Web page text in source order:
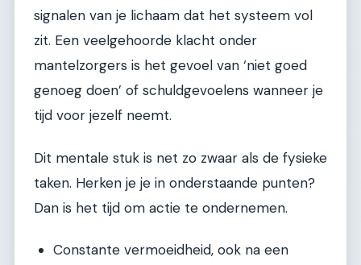
signalen van je lichaam dat het systeem vol
zit. Een veelgehoorde klacht onder
mantelzorgers is het gevoel van ‘niet goed
genoeg doen’ of schuldgevoelens wanneer je
tijd voor jezelf neemt.
Dit mentale stuk is net zo zwaar als de fysieke
taken. Herken je je in onderstaande punten?
Dan is het tijd om actie te ondernemen.
Constante vermoeidheid, ook na een